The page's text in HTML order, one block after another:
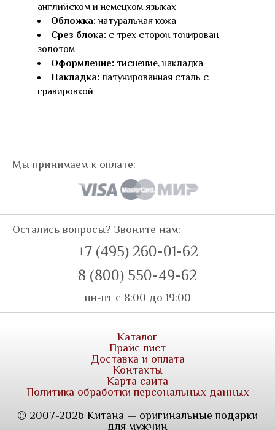
английском и немецком языках
Обложка: натуральная кожа
Срез блока: с трех сторон тонирован
золотом
Оформление: тиснение, накладка
Накладка: латунированная сталь с
гравировкой
Мы принимаем к оплате:
Остались вопросы? Звоните нам:
+7 (495) 260-01-62
8 (800) 550-49-62
пн-пт с 8:00 до 19:00
Каталог
Прайс лист
Доставка и оплата
Контакты
Карта сайта
Политика обработки персональных данных
© 2007-2026 Китана — оригинальные подарки
для мужчин